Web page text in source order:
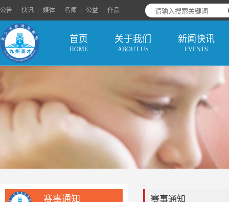
公告 快讯 媒体 名师 公益 作品
首页
HOME
关于我们
ABOUT US
新闻快讯
EVENTS
赛事通知 赛事通知